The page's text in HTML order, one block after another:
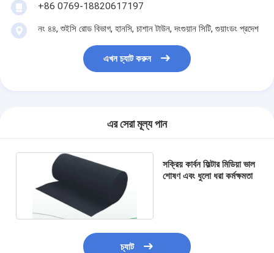
আমাদের সাথে যোগাযোগ
এয়ার ফিল্টার তৈরির মেশিন
এয়ার ফিল্টার উত্পাদন মেশিন
পকেট ফিল্টার তৈরির মেশিন
+86 0769-18820617197
নং ৪৪, শুইসি রোড বিভাগ, হানসি, চাশান টাউন, দংগুয়ান সিটি, গুয়াংডং প্রদেশ
এখন চ্যাট করুন
এর সেরা মূল্য পান
সক্রিয় কার্বন ফিল্টার মিডিয়া ভাল
শোষণ এবং ধুলো ধরা কর্মক্ষমতা
চ্যাট